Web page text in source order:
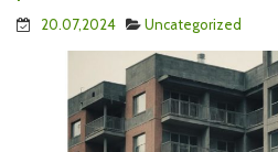
20.07,2024 Uncategorized